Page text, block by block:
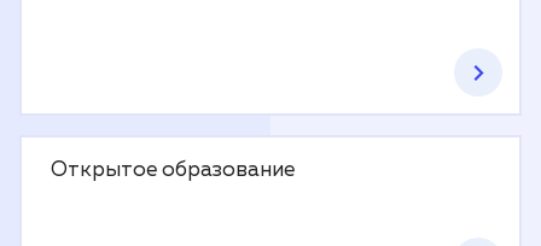
Открытое образование